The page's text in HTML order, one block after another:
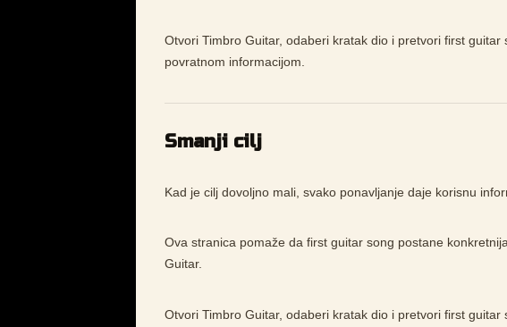
Otvori Timbro Guitar, odaberi kratak dio i pretvori first
povratnom informacijom.
Smanji cilj
Kad je cilj dovoljno mali, svako ponavljanje daje korisnu
Ova stranica pomaže da first guitar song postane
Guitar.
Otvori Timbro Guitar, odaberi kratak dio i pretvori first